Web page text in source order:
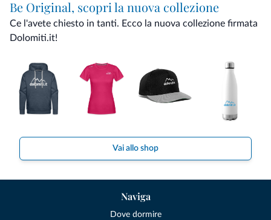
Be Original, scopri la nuova collezione
Ce l'avete chiesto in tanti. Ecco la nuova collezione firmata
Dolomiti.it!
Vai allo shop
Naviga
Dove dormire